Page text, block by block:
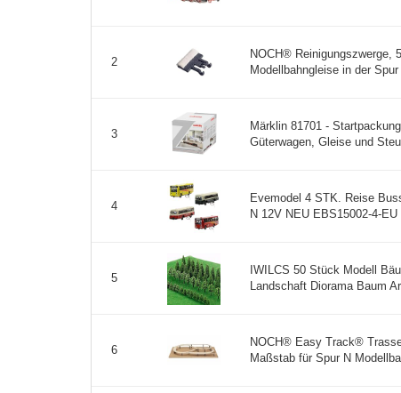
2
NOCH® Reinigungszwerge,
Modellbahngleise in der
3
Märklin 81701 -
Güterwagen, Gleise und
4
Evemodel 4 STK. Reise
N 12V NEU EBS15002-4-EU
5
IWILCS 50 Stück Modell
Landschaft Diorama Baum
6
NOCH® Easy Track®
Maßstab für Spur N